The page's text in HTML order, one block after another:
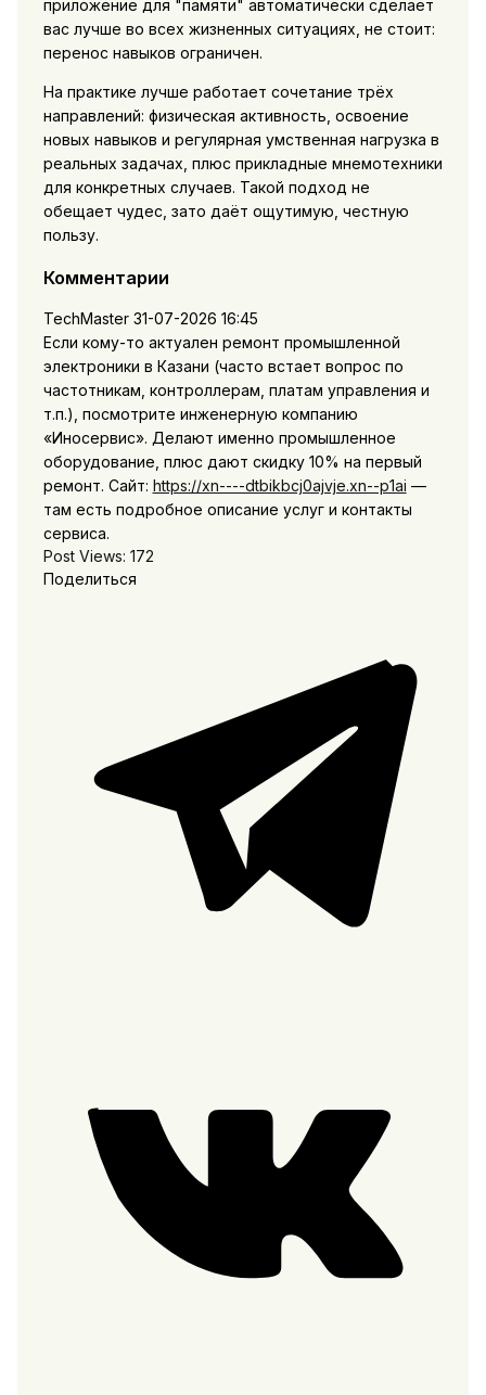
приложение для "памяти" автоматически сделает
вас лучше во всех жизненных ситуациях, не стоит:
перенос навыков ограничен.
На практике лучше работает сочетание трёх
направлений: физическая активность, освоение
новых навыков и регулярная умственная нагрузка в
реальных задачах, плюс прикладные мнемотехники
для конкретных случаев. Такой подход не
обещает чудес, зато даёт ощутимую, честную
пользу.
Комментарии
TechMaster 31-07-2026 16:45
Если кому-то актуален ремонт промышленной
электроники в Казани (часто встает вопрос по
частотникам, контроллерам, платам управления и
т.п.), посмотрите инженерную компанию
«Иносервис». Делают именно промышленное
оборудование, плюс дают скидку 10% на первый
ремонт. Сайт: https://xn----dtbikbcj0ajvje.xn--p1ai —
там есть подробное описание услуг и контакты
сервиса.
Post Views: 172
Поделиться